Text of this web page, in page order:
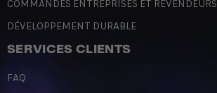
COMMANDES ENTREPRISES ET REVENDEURS
DÉVELOPPEMENT DURABLE
SERVICES CLIENTS
FAQ